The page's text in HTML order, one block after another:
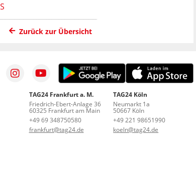
Zurück zur Übersicht
TAG24 Frankfurt a. M.
Friedrich-Ebert-Anlage 36
60325 Frankfurt am Main
+49 69 348750580
frankfurt@tag24.de
TAG24 Köln
Neumarkt 1a
50667 Köln
+49 221 98651990
koeln@tag24.de